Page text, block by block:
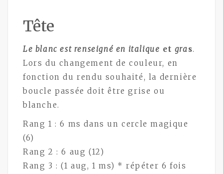
Tête
Le blanc est renseigné en italique et gras.
Lors du changement de couleur, en
fonction du rendu souhaité, la dernière
boucle passée doit être grise ou
blanche.
Rang 1 : 6 ms dans un cercle magique
(6)
Rang 2 : 6 aug (12)
Rang 3 : (1 aug, 1 ms) * répéter 6 fois